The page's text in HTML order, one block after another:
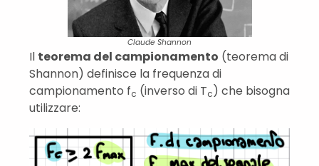
Claude Shannon
Il teorema del campionamento (teorema di
Shannon) definisce la frequenza di
campionamento fc (inverso di Tc) che bisogna
utilizzare: